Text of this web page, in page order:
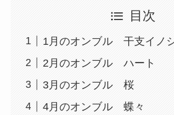
目次
1月のオンブル 干支イノ
2月のオンブル ハート
3月のオンブル 桜
4月のオンブル 蝶々